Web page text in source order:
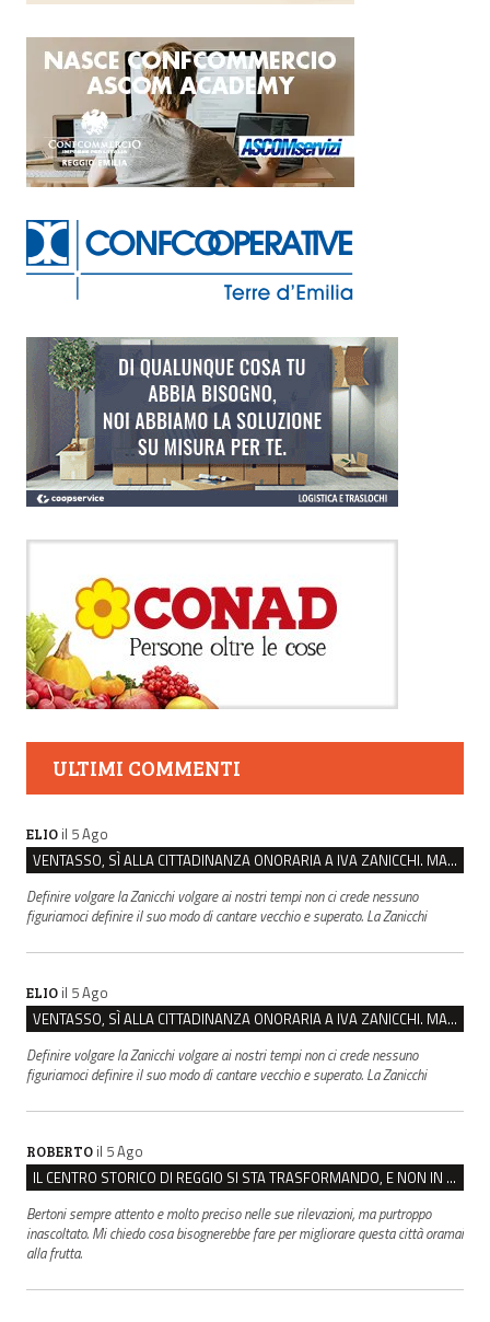
ULTIMI COMMENTI
ELIO il 5 Ago
VENTASSO, SÌ ALLA CITTADINANZA ONORARIA A IVA ZANICCHI. MA BARGIACCHI: “È DI PESSIMO GUSTO”
Definire volgare la Zanicchi volgare ai nostri tempi non ci crede nessuno
figuriamoci definire il suo modo di cantare vecchio e superato. La Zanicchi
ELIO il 5 Ago
VENTASSO, SÌ ALLA CITTADINANZA ONORARIA A IVA ZANICCHI. MA BARGIACCHI: “È DI PESSIMO GUSTO”
Definire volgare la Zanicchi volgare ai nostri tempi non ci crede nessuno
figuriamoci definire il suo modo di cantare vecchio e superato. La Zanicchi
ROBERTO il 5 Ago
IL CENTRO STORICO DI REGGIO SI STA TRASFORMANDO, E NON IN MEGLIO
Bertoni sempre attento e molto preciso nelle sue rilevazioni, ma purtroppo
inascoltato. Mi chiedo cosa bisognerebbe fare per migliorare questa città oramai
alla frutta.